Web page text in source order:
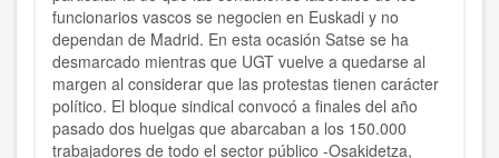
funcionarios vascos se negocien en Euskadi y no
dependan de Madrid. En esta ocasión Satse se ha
desmarcado mientras que UGT vuelve a quedarse al
margen al considerar que las protestas tienen carácter
político. El bloque sindical convocó a finales del año
pasado dos huelgas que abarcaban a los 150.000
trabajadores de todo el sector público -Osakidetza,